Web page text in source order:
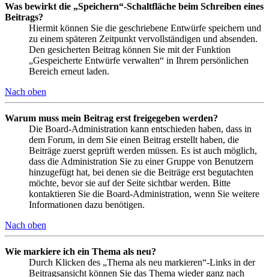
Was bewirkt die „Speichern“-Schaltfläche beim Schreiben eines
Beitrags?
Hiermit können Sie die geschriebene Entwürfe speichern und
zu einem späteren Zeitpunkt vervollständigen und absenden.
Den gesicherten Beitrag können Sie mit der Funktion
„Gespeicherte Entwürfe verwalten“ in Ihrem persönlichen
Bereich erneut laden.
Nach oben
Warum muss mein Beitrag erst freigegeben werden?
Die Board-Administration kann entschieden haben, dass in
dem Forum, in dem Sie einen Beitrag erstellt haben, die
Beiträge zuerst geprüft werden müssen. Es ist auch möglich,
dass die Administration Sie zu einer Gruppe von Benutzern
hinzugefügt hat, bei denen sie die Beiträge erst begutachten
möchte, bevor sie auf der Seite sichtbar werden. Bitte
kontaktieren Sie die Board-Administration, wenn Sie weitere
Informationen dazu benötigen.
Nach oben
Wie markiere ich ein Thema als neu?
Durch Klicken des „Thema als neu markieren“-Links in der
Beitragsansicht können Sie das Thema wieder ganz nach